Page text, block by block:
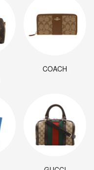
COACH